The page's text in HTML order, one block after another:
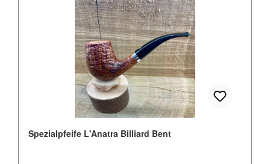
Spezialpfeife L'Anatra Billiard Bent